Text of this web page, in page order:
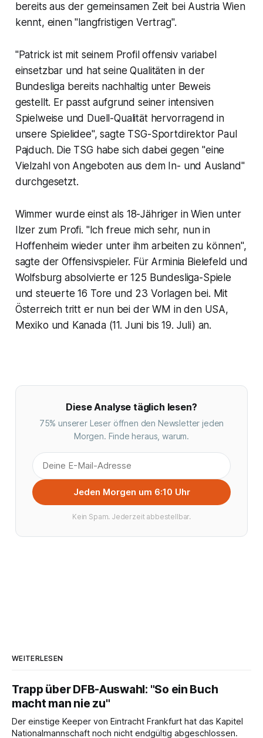
bereits aus der gemeinsamen Zeit bei Austria Wien
kennt, einen "langfristigen Vertrag".
"Patrick ist mit seinem Profil offensiv variabel
einsetzbar und hat seine Qualitäten in der
Bundesliga bereits nachhaltig unter Beweis
gestellt. Er passt aufgrund seiner intensiven
Spielweise und Duell-Qualität hervorragend in
unsere Spielidee", sagte TSG-Sportdirektor Paul
Pajduch. Die TSG habe sich dabei gegen "eine
Vielzahl von Angeboten aus dem In- und Ausland"
durchgesetzt.
Wimmer wurde einst als 18-Jähriger in Wien unter
Ilzer zum Profi. "Ich freue mich sehr, nun in
Hoffenheim wieder unter ihm arbeiten zu können",
sagte der Offensivspieler. Für Arminia Bielefeld und
Wolfsburg absolvierte er 125 Bundesliga-Spiele
und steuerte 16 Tore und 23 Vorlagen bei. Mit
Österreich tritt er nun bei der WM in den USA,
Mexiko und Kanada (11. Juni bis 19. Juli) an.
Diese Analyse täglich lesen?
75% unserer Leser öffnen den Newsletter jeden
Morgen. Finde heraus, warum.
Jeden Morgen um 6:10 Uhr
Kein Spam. Jederzeit abbestellbar.
WEITERLESEN
Trapp über DFB-Auswahl: "So ein Buch
macht man nie zu"
Der einstige Keeper von Eintracht Frankfurt hat das Kapitel
Nationalmannschaft noch nicht endgültig abgeschlossen.